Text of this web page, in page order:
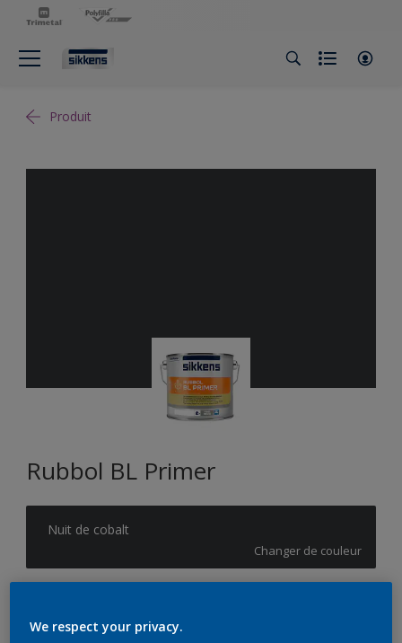
Produit
Rubbol BL Primer
Nuit de cobalt
Changer de couleur
1L
We respect your privacy.